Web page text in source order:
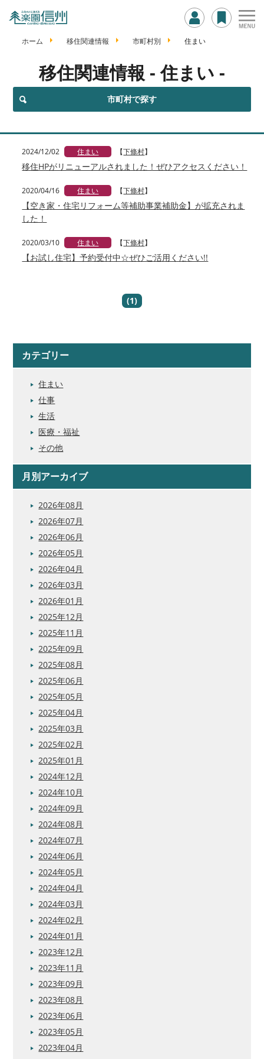
ホーム 移住関連情報 市町村別 住まい
移住関連情報 - 住まい -
市町村で探す
2024/12/02 住まい 【下條村】
移住HPがリニューアルされました！ぜひアクセスください！
2020/04/16 住まい 【下條村】
【空き家・住宅リフォーム等補助事業補助金】が拡充されま
した！
2020/03/10 住まい 【下條村】
【お試し住宅】予約受付中☆ぜひご活用ください!!
(1)
カテゴリー
住まい
仕事
生活
医療・福祉
その他
月別アーカイブ
2026年08月
2026年07月
2026年06月
2026年05月
2026年04月
2026年03月
2026年01月
2025年12月
2025年11月
2025年09月
2025年08月
2025年06月
2025年05月
2025年04月
2025年03月
2025年02月
2025年01月
2024年12月
2024年10月
2024年09月
2024年08月
2024年07月
2024年06月
2024年05月
2024年04月
2024年03月
2024年02月
2024年01月
2023年12月
2023年11月
2023年09月
2023年08月
2023年06月
2023年05月
2023年04月